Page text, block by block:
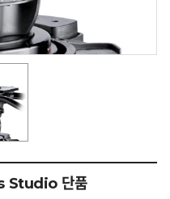
Studio 단품